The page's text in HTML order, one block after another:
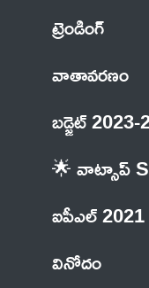
ట్రెండింగ్
వాతావరణం
బడ్జెట్ 2023-
🌟 వాట్సాప్
ఐపీఎల్ 2021
వినోదం